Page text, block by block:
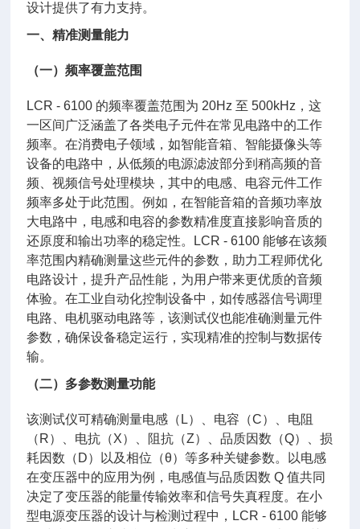
设计提供了有力支持。
一、精准测量能力
（一）频率覆盖范围
LCR - 6100 的频率覆盖范围为 20Hz 至 500kHz，这
一区间广泛涵盖了各类电子元件在常见电路中的工作
频率。在消费电子领域，如智能音箱、智能摄像头等
设备的电路中，从低频的电源滤波部分到稍高频的音
频、视频信号处理模块，其中的电感、电容元件工作
频率多处于此范围。例如，在智能音箱的音频功率放
大电路中，电感和电容的参数精准度直接影响音质的
还原度和输出功率的稳定性。LCR - 6100 能够在该频
率范围内精确测量这些元件的参数，助力工程师优化
电路设计，提升产品性能，为用户带来更优质的音频
体验。在工业自动化控制设备中，如传感器信号调理
电路、电机驱动电路等，该测试仪也能准确测量元件
参数，确保设备稳定运行，实现精准的控制与数据传
输。
（二）多参数测量功能
该测试仪可精确测量电感（L）、电容（C）、电阻
（R）、电抗（X）、阻抗（Z）、品质因数（Q）、损
耗因数（D）以及相位（θ）等多种关键参数。以电感
在变压器中的应用为例，电感值与品质因数 Q 值共同
决定了变压器的能量传输效率和信号失真程度。在小
型电源变压器的设计与检测过程中，LCR - 6100 能够